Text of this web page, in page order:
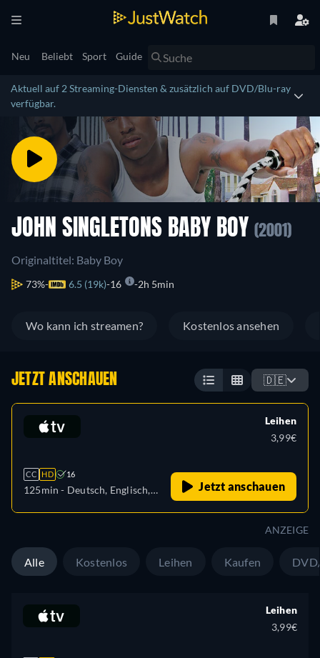
Neu Beliebt Sport Guide
Aktuell auf 2 Streaming-Diensten & zusätzlich auf DVD/Blu-ray
verfügbar.
JOHN SINGLETONS BABY BOY (2001)
Originaltitel: Baby Boy
73% 6.5 (19k) 16 2h 5min
Wo kann ich streamen? Kostenlos ansehen
JETZT ANSCHAUEN 🇩🇪
CC HD 16
125min - Deutsch, Englisch,
Leihen
3,99€
Jetzt anschauen
ANZEIGE
Alle Kostenlos Leihen Kaufen
Leihen
3,99€